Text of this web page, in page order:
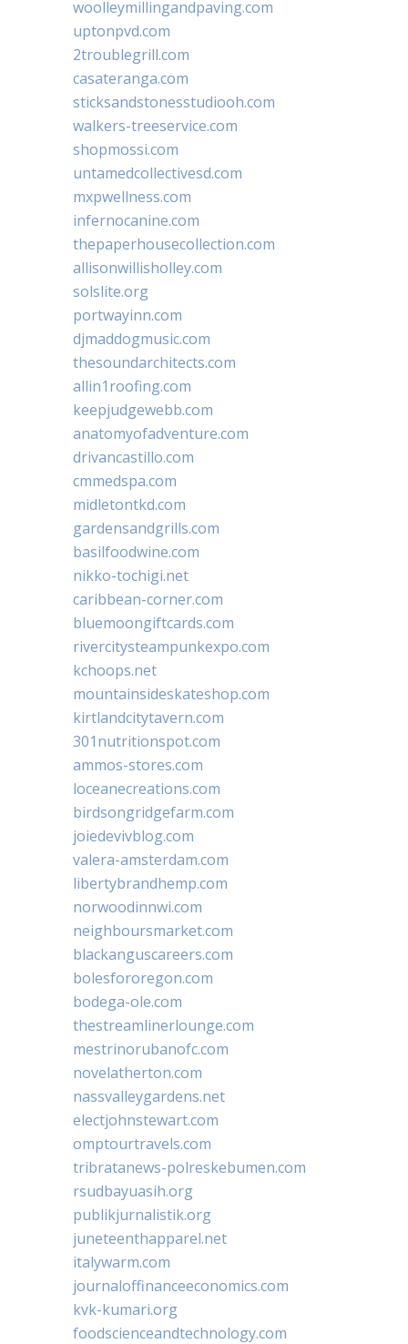
woolleymillingandpaving.com
uptonpvd.com
2troublegrill.com
casateranga.com
sticksandstonesstudiooh.com
walkers-treeservice.com
shopmossi.com
untamedcollectivesd.com
mxpwellness.com
infernocanine.com
thepaperhousecollection.com
allisonwillisholley.com
solslite.org
portwayinn.com
djmaddogmusic.com
thesoundarchitects.com
allin1roofing.com
keepjudgewebb.com
anatomyofadventure.com
drivancastillo.com
cmmedspa.com
midletontkd.com
gardensandgrills.com
basilfoodwine.com
nikko-tochigi.net
caribbean-corner.com
bluemoongiftcards.com
rivercitysteampunkexpo.com
kchoops.net
mountainsideskateshop.com
kirtlandcitytavern.com
301nutritionspot.com
ammos-stores.com
loceanecreations.com
birdsongridgefarm.com
joiedevivblog.com
valera-amsterdam.com
libertybrandhemp.com
norwoodinnwi.com
neighboursmarket.com
blackanguscareers.com
bolesfororegon.com
bodega-ole.com
thestreamlinerlounge.com
mestrinorubanofc.com
novelatherton.com
nassvalleygardens.net
electjohnstewart.com
omptourtravels.com
tribratanews-polreskebumen.com
rsudbayuasih.org
publikjurnalistik.org
juneteenthapparel.net
italywarm.com
journaloffinanceeconomics.com
kvk-kumari.org
foodscienceandtechnology.com